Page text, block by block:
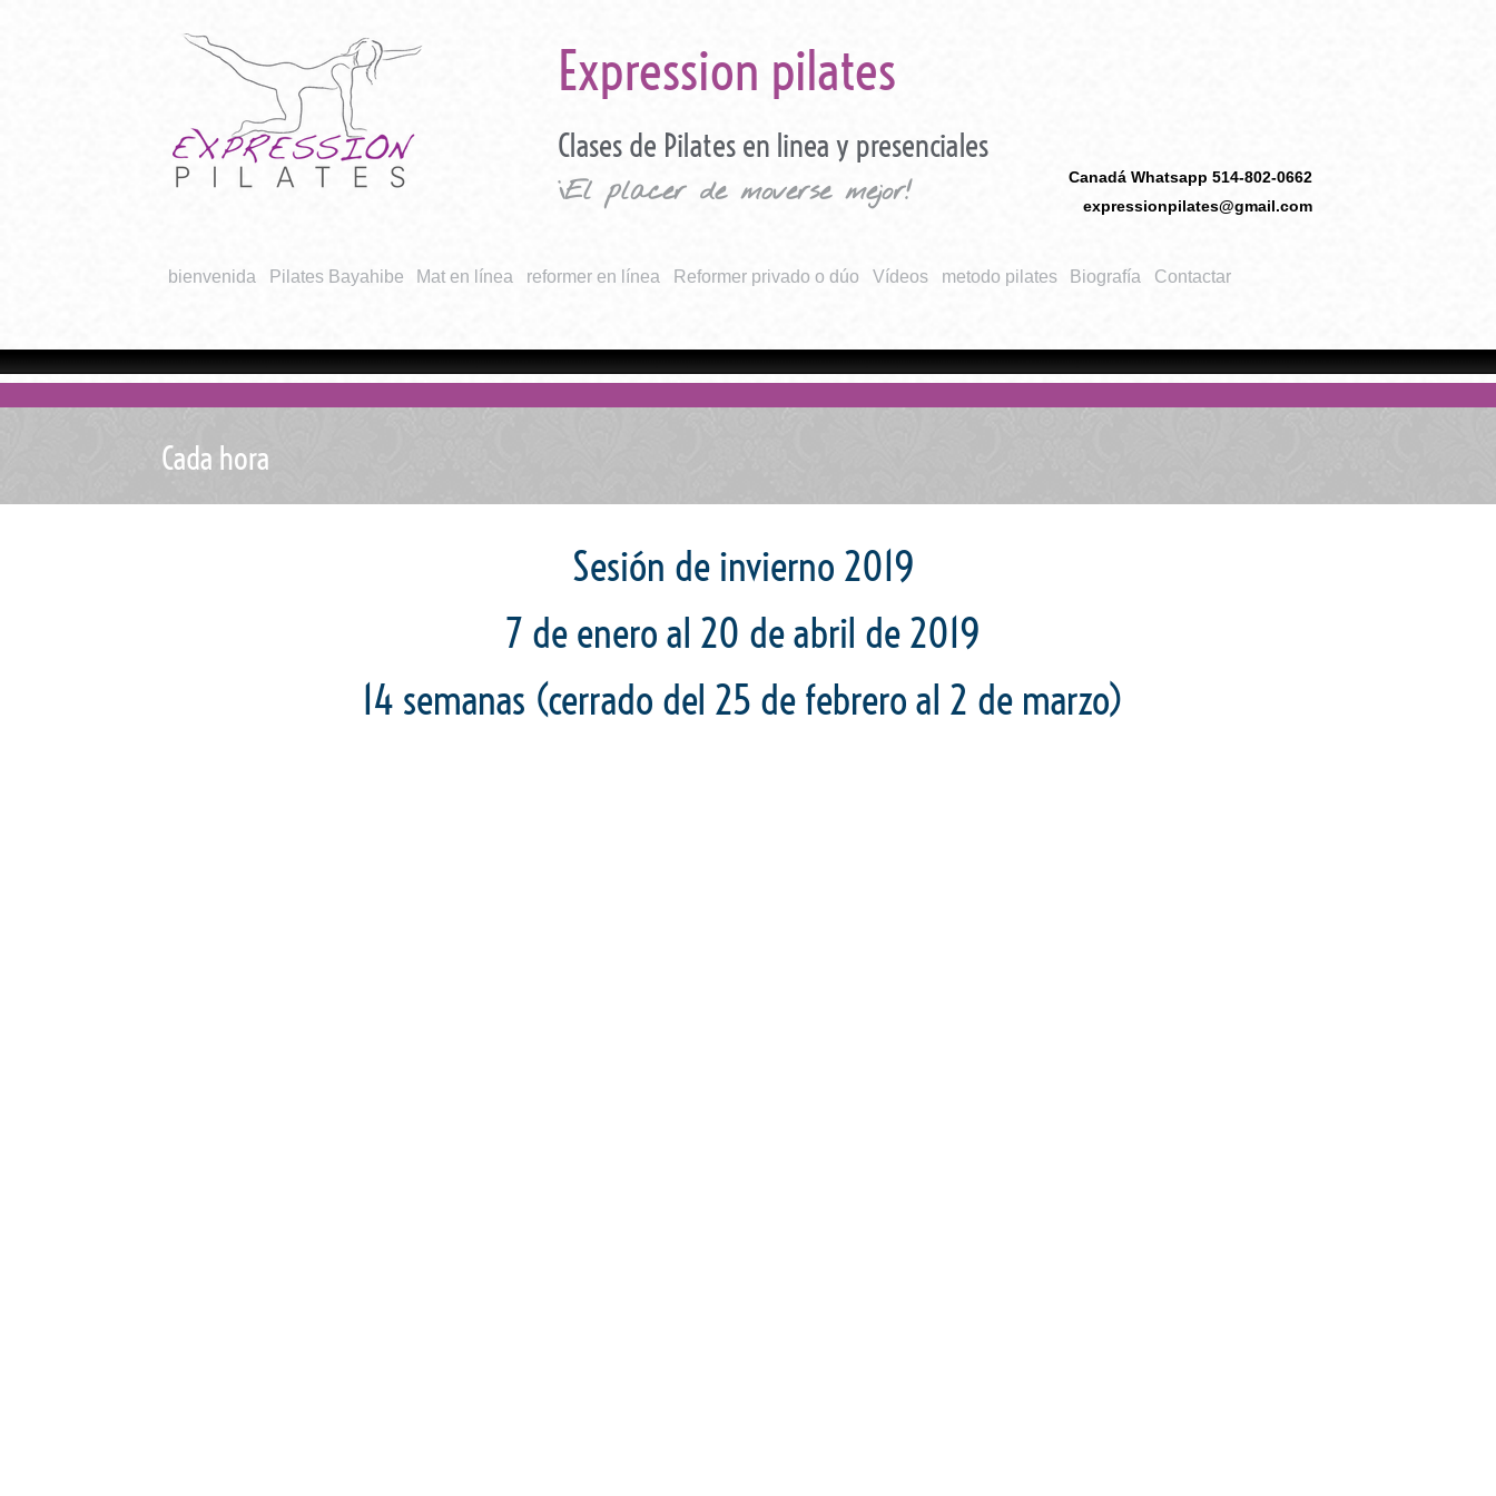
Expression pilates
Clases de Pilates en linea y presenciales
¡El placer de moverse mejor!
Canadá Whatsapp 514-802-0662
expressionpilates@gmail.com
bienvenida Pilates Bayahibe Mat en línea reformer en línea Reformer privado o dúo Vídeos metodo pilates Biografía Contactar
Cada hora
Sesión de invierno 2019
7 de enero al 20 de abril de 2019
14 semanas (cerrado del 25 de febrero al 2 de marzo)